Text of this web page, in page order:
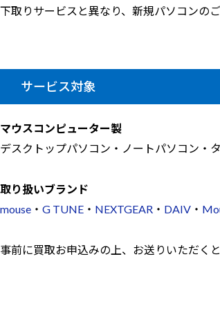
下取りサービスと異なり、新規パソコンのご
サービス対象
マウスコンピューター製
デスクトップパソコン・ノートパソコン・
取り扱いブランド
mouse ・ G TUNE ・ NEXTGEAR ・ DAIV ・
事前に買取お申込みの上、お送りいただく